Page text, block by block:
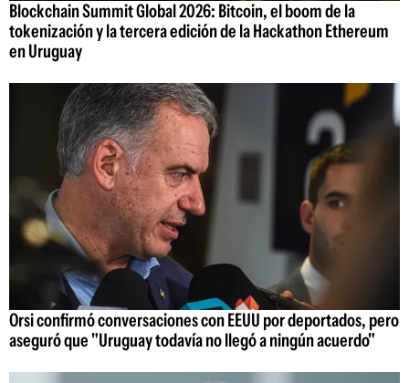
Blockchain Summit Global 2026: Bitcoin, el boom de la
tokenización y la tercera edición de la Hackathon Ethereum
en Uruguay
Orsi confirmó conversaciones con EEUU por deportados, pero
aseguró que "Uruguay todavía no llegó a ningún acuerdo"